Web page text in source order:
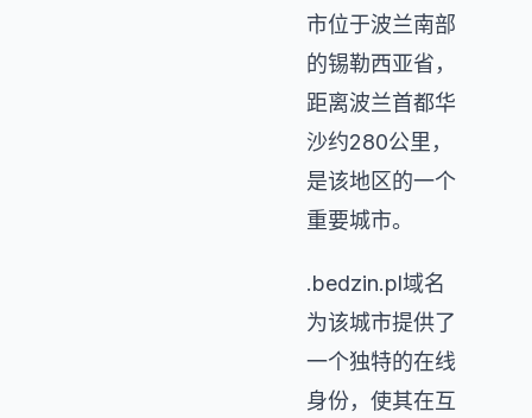
市位于波兰南部
的锡勒西亚省，
距离波兰首都华
沙约280公里，
是该地区的一个
重要城市。
.bedzin.pl域名
为该城市提供了
一个独特的在线
身份，使其在互